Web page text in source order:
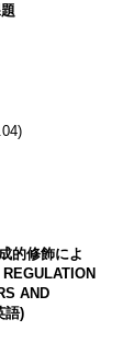
的修飾によ
AND
語)